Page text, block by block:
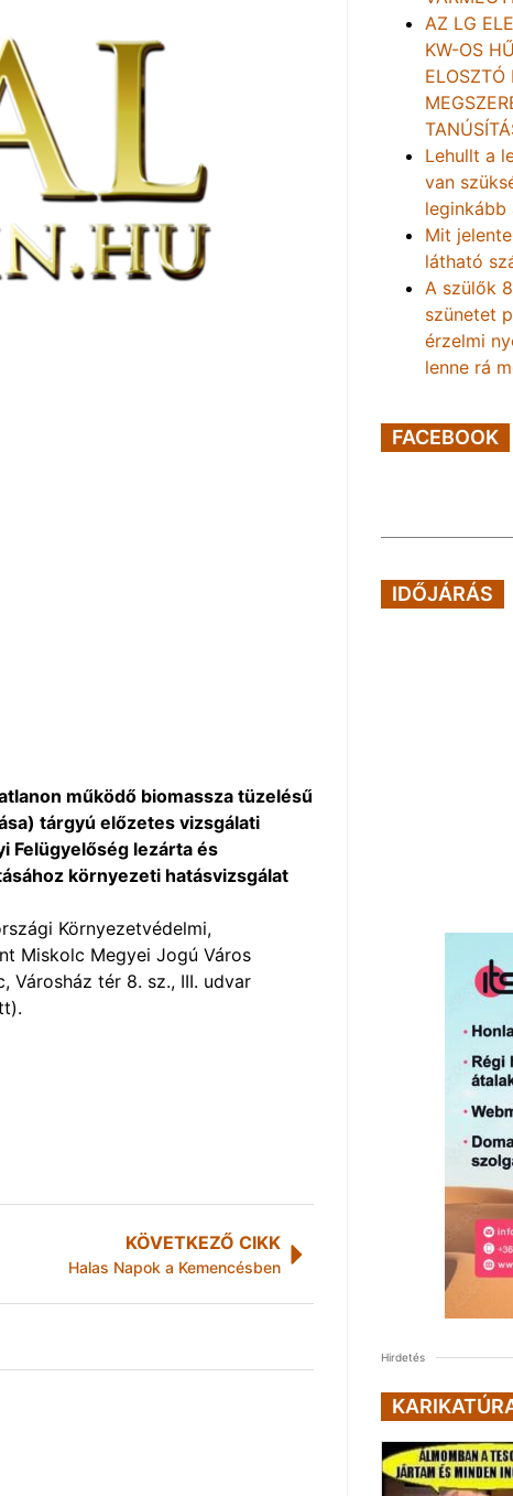
működő biomassza tüzelésű
tárgyú előzetes vizsgálati
Felügyelőség lezárta és
környezeti hatásvizsgálat
Környezetvédelmi,
Miskolc Megyei Jogú Város
Városház tér 8. sz., III. udvar
KÖVETKEZŐ CIKK
Halas Napok a Kemencésben
AZ LG
KW-OS
ELOSZTÓ
Lehullt a
van
leginkább
Mit
látható
A szülők
szünetet
érzelmi
lenne rá
FACEBOOK
IDŐJÁRÁS
Hirdetés